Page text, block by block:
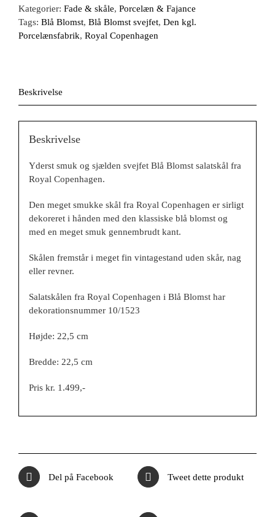
Kategorier: Fade & skåle, Porcelæn & Fajance
Tags: Blå Blomst, Blå Blomst svejfet, Den kgl.
Porcelænsfabrik, Royal Copenhagen
Beskrivelse
Beskrivelse
Yderst smuk og sjælden svejfet Blå Blomst salatskål fra
Royal Copenhagen.
Den meget smukke skål fra Royal Copenhagen er sirligt
dekoreret i hånden med den klassiske blå blomst og
med en meget smuk gennembrudt kant.
Skålen fremstår i meget fin vintagestand uden skår, nag
eller revner.
Salatskålen fra Royal Copenhagen i Blå Blomst har
dekorationsnummer 10/1523
Højde: 22,5 cm
Bredde: 22,5 cm
Pris kr. 1.499,-
Del på Facebook Tweet dette produkt